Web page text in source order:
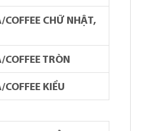
COFFEE CHỮ NHẬT,
COFFEE TRÒN
KIỂU